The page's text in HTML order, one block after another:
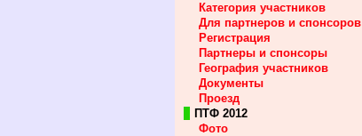
Категория участников
Для партнеров и спонсоров
Регистрация
Партнеры и спонсоры
География участников
Документы
Проезд
ПТФ 2012
Фото